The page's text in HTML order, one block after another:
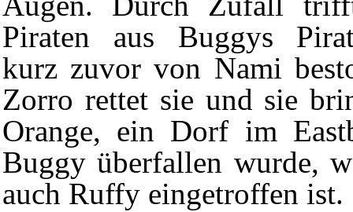
Piraten aus Buggys
kurz zuvor von Nami
Zorro rettet sie und sie
Orange, ein Dorf im
Buggy überfallen wurde,
auch Ruffy eingetroffen ist.